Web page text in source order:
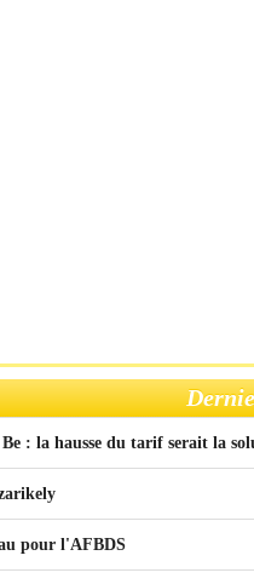
Be : la hausse du tarif serait la
pour l'AFBDS